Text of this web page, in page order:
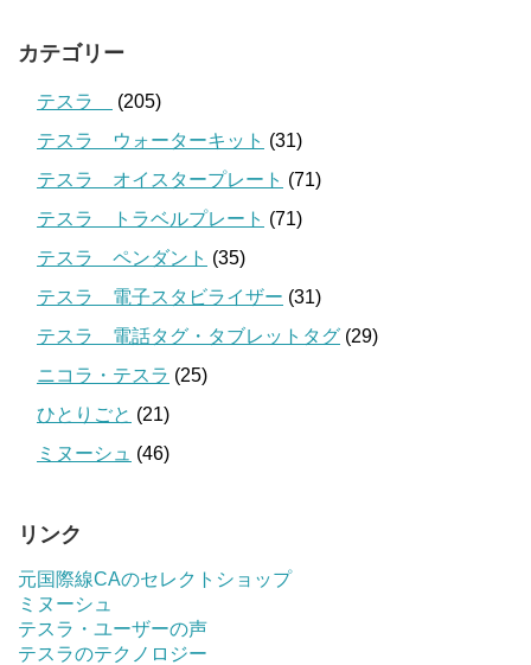
カテゴリー
テスラ
(205)
テスラ ウォーターキット (31)
テスラ オイスタープレート (71)
テスラ トラベルプレート (71)
テスラ ペンダント (35)
テスラ 電子スタビライザー (31)
テスラ 電話タグ・タブレットタグ (29)
ニコラ・テスラ (25)
ひとりごと (21)
ミヌーシュ (46)
リンク
元国際線CAのセレクトショップ
ミヌーシュ
テスラ・ユーザーの声
テスラのテクノロジー